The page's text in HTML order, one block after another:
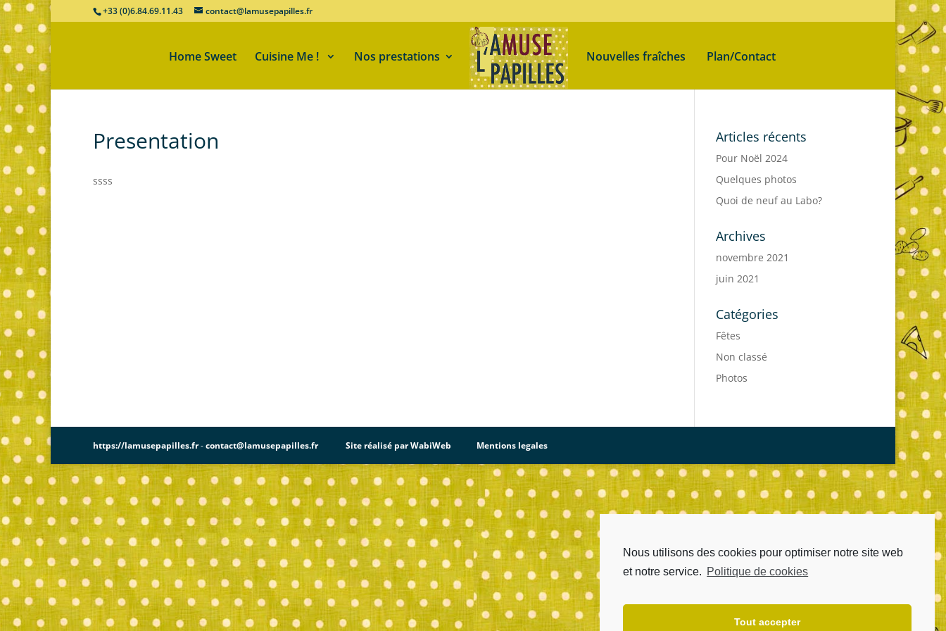
Nous utilisons des cookies pour optimiser notre site web
et notre service. Politique de cookies
Tout accepter
+33 (0)6.84.69.11.43 contact@lamusepapilles.fr
Home Sweet Cuisine Me ! Nos prestations Nouvelles fraîches Plan/Contact
Presentation
ssss
Articles récents
Pour Noël 2024
Quelques photos
Quoi de neuf au Labo?
Archives
novembre 2021
juin 2021
Catégories
Fêtes
Non classé
Photos
https://lamusepapilles.fr-contact@lamusepapilles.fr Site réalisé par WabiWeb Mentions legales